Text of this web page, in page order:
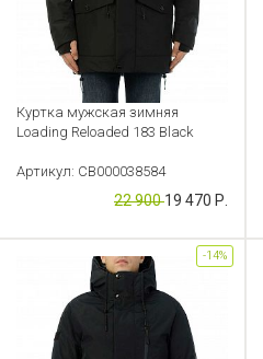
Куртка мужская зимняя
Loading Reloaded 183 Black
Артикул: CB000038584
22 90019 470 Р.
-14%